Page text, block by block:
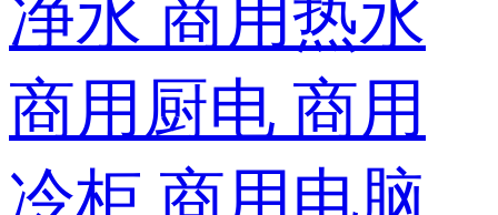
净水 商用热水
商用厨电 商用
冷柜 商用电脑